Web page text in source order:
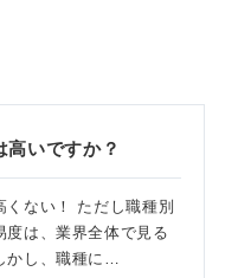
いては、
識をアピールする材
高いですか？
ない！ ただし職種別
は、業界全体で見る
かし、職種に…